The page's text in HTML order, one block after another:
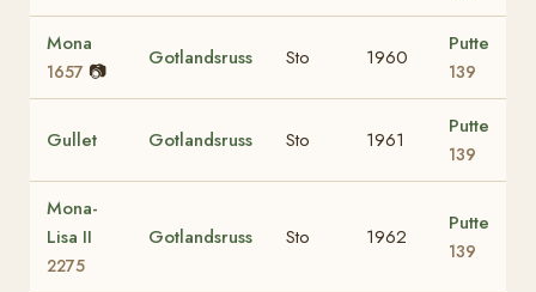
Mona
1657 📷
Gotlandsruss Sto 1960
Putte
139
Gullet Gotlandsruss Sto 1961
Putte
139
Mona-
Lisa II
2275
Gotlandsruss Sto 1962
Putte
139